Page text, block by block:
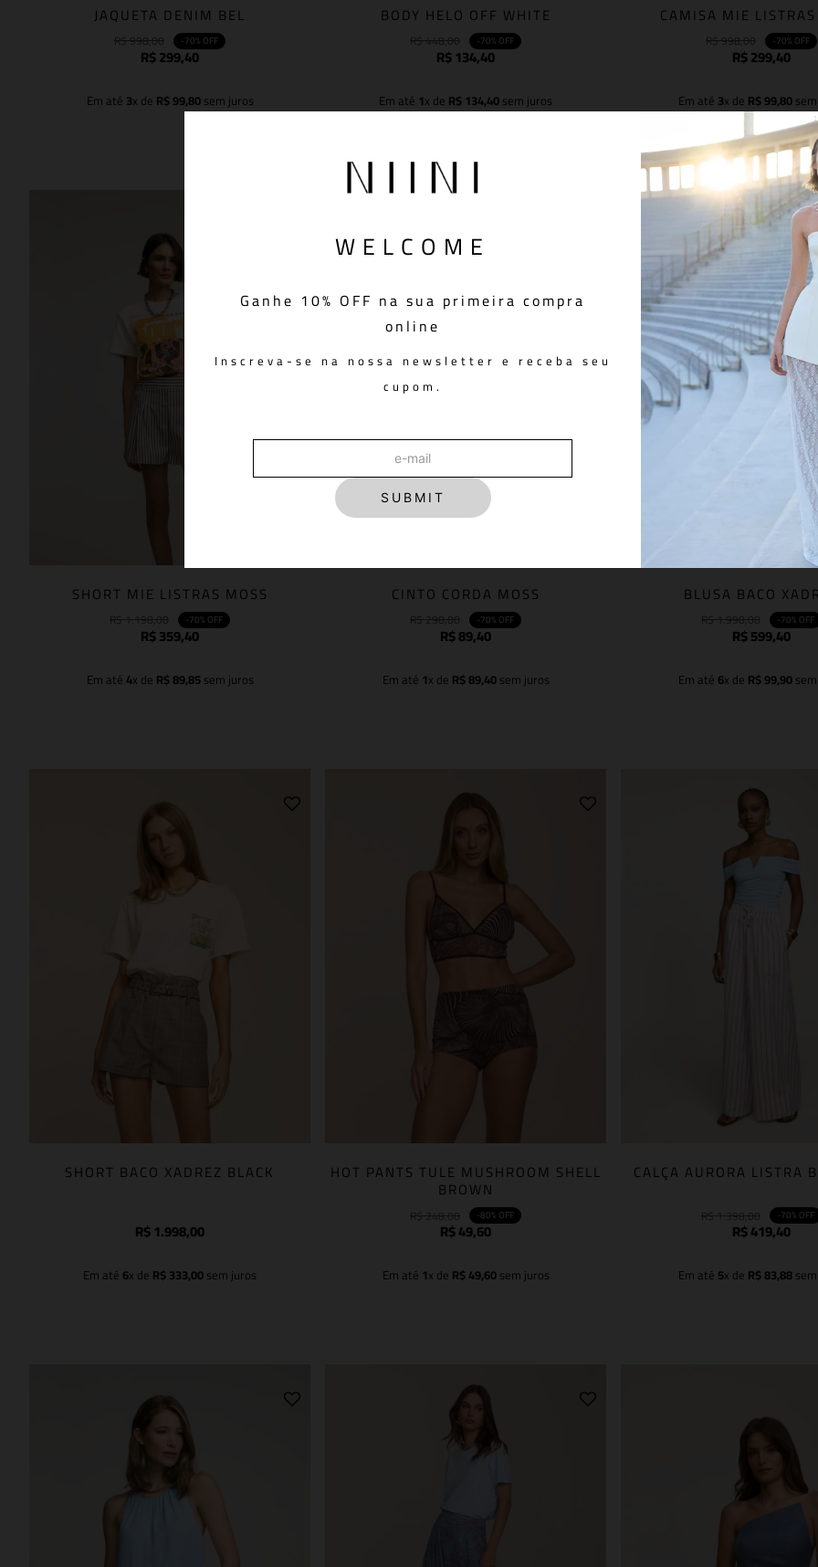
WELCOME
Ganhe 10% OFF na sua primeira compra
online
Inscreva-se na nossa newsletter e receba seu
cupom.
SUBMIT
JAQUETA DENIM BEL
R$998,00 -70% OFF
R$299,40
Em até 3x de R$99,80sem juros
BODY HELO OFF WHITE
R$448,00 -70% OFF
R$134,40
Em até 1x de R$134,40sem juros
CAMISA MIE
R$998,00 -70% OFF
R$299,40
Em até 3x de R$99,80
Adicionar à sacola
SHORT MIE LISTRAS MOSS
-70% OFF
R$359,40
Em até 4x de R$89,85sem juros
CINTO CORDA MOSS
-70% OFF
R$89,40
Em até 1x de R$89,40sem juros
BLUSA BACO
-70% OFF
R$599,40
Em até 6x de R$99,90
SHORT BACO XADREZ BLACK
R$1.998,00
Em até 6x de R$333,00sem juros
HOT PANTS TULE MUSHROOM SHELL
BROWN
-80% OFF
R$49,60
Em até 1x de R$49,60sem juros
CALÇA AURORA LISTRA
-70% OFF
R$419,40
Em até 5x de R$83,88